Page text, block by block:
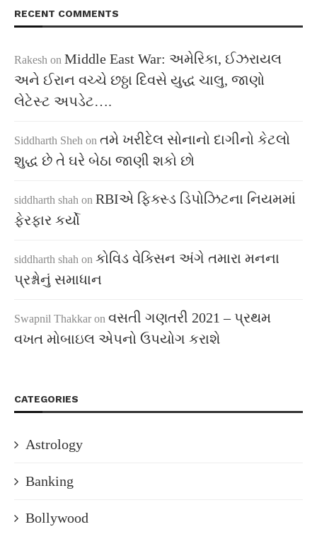
RECENT COMMENTS
Rakesh on Middle East War: અમેરિકા, ઈઝરાયલ
અને ઈરાન વચ્ચે છઠ્ઠા દિવસે યુદ્ધ ચાલુ, જાણો
લેટેસ્ટ અપડેટ….
Siddharth Sheh on તમે ખરીદેલ સોનાનો દાગીનો કેટલો
શુદ્ધ છે તે ઘરે બેઠા જાણી શકો છો
siddharth shah on RBIએ ફિક્સ્ડ ડિપોઝિટના નિયમમાં
ફેરફાર કર્યો
siddharth shah on કોવિડ વેક્સિન અંગે તમારા મનના
પ્રશ્નોનું સમાધાન
Swapnil Thakkar on વસતી ગણતરી 2021 – પ્રથમ
વખત મોબાઇલ એપનો ઉપયોગ કરાશે
CATEGORIES
Astrology
Banking
Bollywood